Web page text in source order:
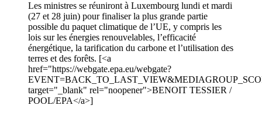
Les ministres se réuniront à Luxembourg lundi et mardi
(27 et 28 juin) pour finaliser la plus grande partie
possible du paquet climatique de l’UE, y compris les
lois sur les énergies renouvelables, l’efficacité
énergétique, la tarification du carbone et l’utilisation des
terres et des forêts. [<a
href="https://webgate.epa.eu/webgate?
target="_blank" rel="noopener">BENOIT TESSIER /
POOL/EPA</a>]